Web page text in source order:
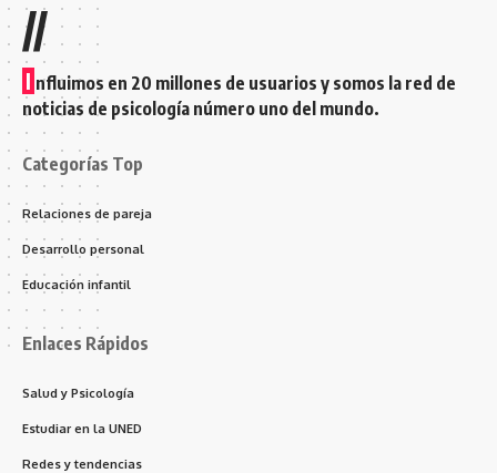
//
I nfluimos en 20 millones de usuarios y somos la red de
noticias de psicología número uno del mundo.
Categorías Top
Relaciones de pareja
Desarrollo personal
Educación infantil
Enlaces Rápidos
Salud y Psicología
Estudiar en la UNED
Redes y tendencias